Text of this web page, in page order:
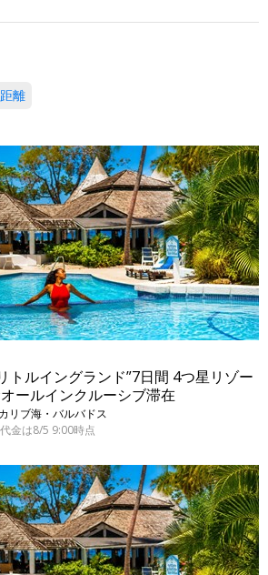
離
トルイングランド”7日間 4つ星リゾー
ールインクルーシブ滞在
リブ海・バルバドス
金は8/5 9:00時点